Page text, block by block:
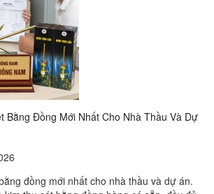
Bằng Đồng Mới Nhất Cho Nhà Thầu Và Dự
đồng mới nhất cho nhà thầu và dự án.